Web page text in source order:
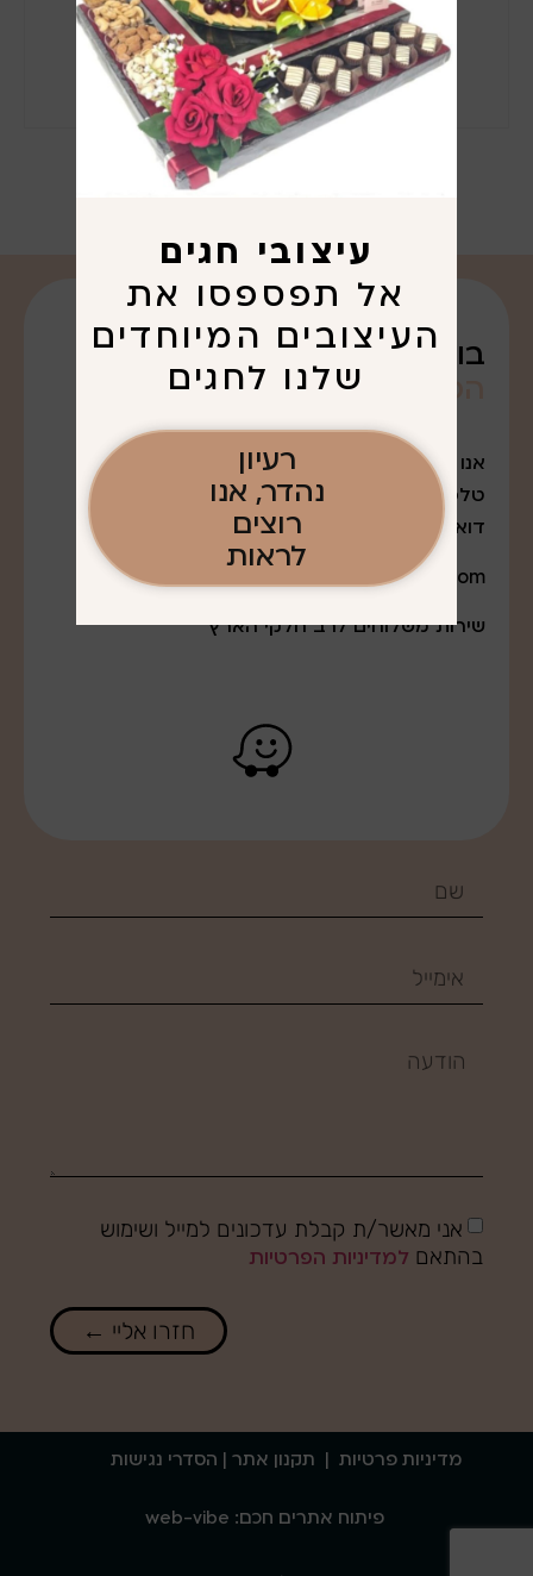
בואו נדבר על
שרציתם. . .
אנו נמצאים במודיעין עלית
טלפון: 052-7643888
דואר אלקטרוני:
q0527643888@gmail.com
שירות משלוחים לרב חלקי הארץ
אני מאשר/ת קבלת עדכונים למייל ושימוש
בהתאם למדיניות הפרטיות
חזרו אליי ←
מדיניות פרטיות | תקנון אתר | הסדרי נגישות
פיתוח אתרים חכם: web-vibe
עיצובי חגים
אל תפספסו את
העיצובים המיוחדים
שלנו לחגים
רעיון
נהדר, אנו
רוצים
לראות